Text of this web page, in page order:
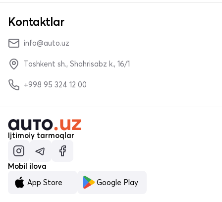
Kontaktlar
info@auto.uz
Toshkent sh., Shahrisabz k., 16/1
+998 95 324 12 00
Ijtimoiy tarmoqlar
Mobil ilova
App Store
Google Play